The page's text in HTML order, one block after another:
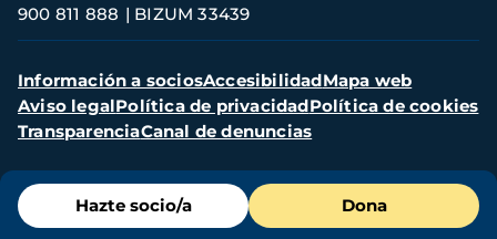
Menú
de
Hazte socio/a Dona
900 811 888
BIZUM 33439
Menú
secundario
Información a sociosAccesibilidadMapa web
Aviso legalPolítica de privacidadPolítica de cookies
TransparenciaCanal de denuncias